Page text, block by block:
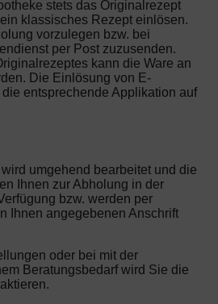
stets das Originalrezept
klassisches Rezept einlösen.
vorzulegen bzw. bei
per Post zuzusenden.
kann die Ware an
Die Einlösung von E-
entsprechende Applikation auf
umgehend bearbeitet und die
Ihnen zur Abholung in der
bzw. werden per
Ihnen angegebenen Anschrift
oder bei mit der
Beratungsbedarf wird Sie die